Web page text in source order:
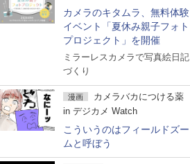
カメラのキタムラ、無料体験
イベント「夏休み親子フォト
プロジェクト」を開催
ミラーレスカメラで写真絵日記
づくり
漫画
カメラバカにつける薬
in デジカメ Watch
こういうのはフィールドズー
ムと呼ぼう